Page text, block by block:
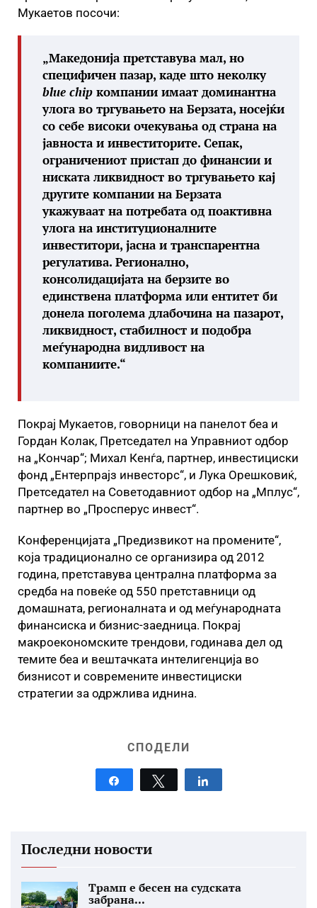
Мукаетов посочи:
„Македонија претставува мал, но
специфичен пазар, каде што неколку
blue chip компании имаат доминантна
улога во тргувањето на Берзата, носејќи
со себе високи очекувања од страна на
јавноста и инвеститорите. Сепак,
ограничениот пристап до финансии и
ниската ликвидност во тргувањето кај
другите компании на Берзата
укажуваат на потребата од поактивна
улога на институционалните
инвеститори, јасна и транспарентна
регулатива. Регионално,
консолидацијата на берзите во
единствена платформа или ентитет би
донела поголема длабочина на пазарот,
ликвидност, стабилност и подобра
меѓународна видливост на
компаниите.“
Покрај Мукаетов, говорници на панелот беа и
Гордан Колак, Претседател на Управниот одбор
на „Кончар“; Михал Кенѓа, партнер, инвестициски
фонд „Ентерпрајз инвесторс“, и Лука Орешковиќ,
Претседател на Советодавниот одбор на „Мплус“,
партнер во „Просперус инвест“.
Конференцијата „Предизвикот на промените“,
која традиционално се организира од 2012
година, претставува централна платформа за
средба на повеќе од 550 претставници од
домашната, регионалната и од меѓународната
финансиска и бизнис-заедница. Покрај
макроекономските трендови, годинава дел од
темите беа и вештачката интелигенција во
бизнисот и современите инвестициски
стратегии за одржлива иднина.
СПОДЕЛИ
Tweet
Последни новости
Трамп е бесен на судската
забрана...